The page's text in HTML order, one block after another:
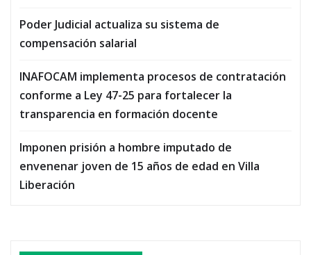
Poder Judicial actualiza su sistema de
compensación salarial
INAFOCAM implementa procesos de contratación
conforme a Ley 47-25 para fortalecer la
transparencia en formación docente
Imponen prisión a hombre imputado de
envenenar joven de 15 años de edad en Villa
Liberación